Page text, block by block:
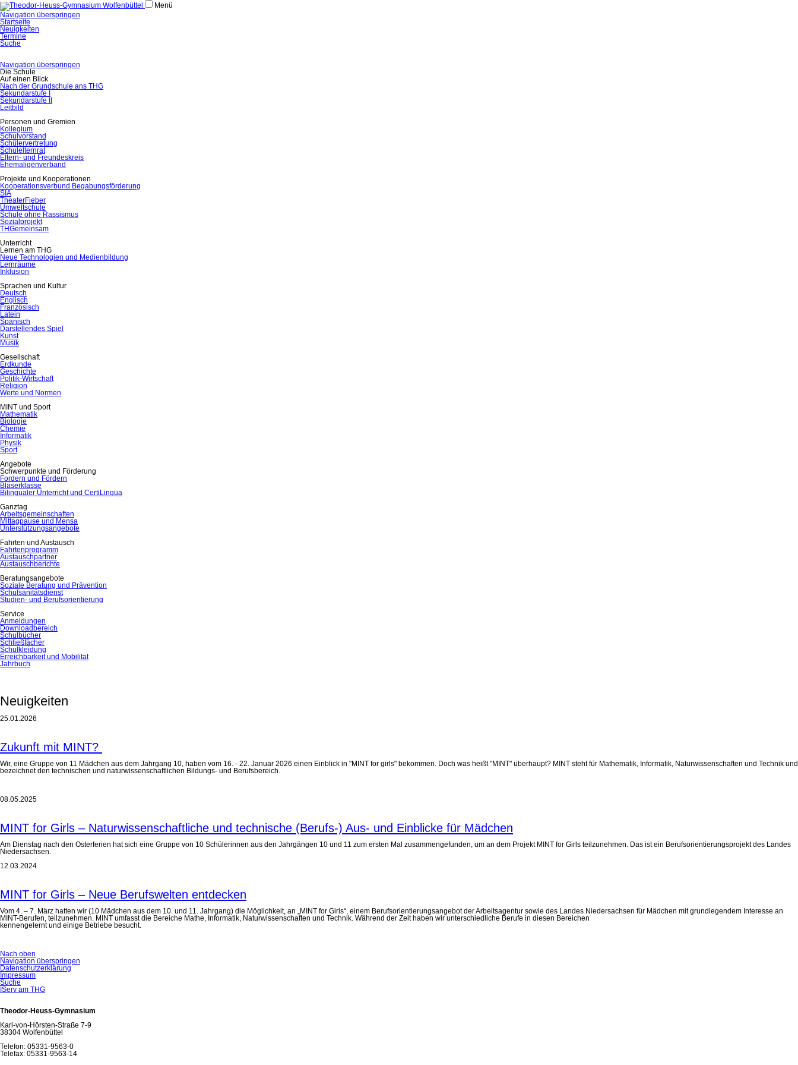
Menü
Navigation überspringen
Startseite
Neuigkeiten
Termine
Suche
Navigation überspringen
Die Schule
Auf einen Blick
Nach der Grundschule ans THG
Sekundarstufe I
Sekundarstufe II
Leitbild
Personen und Gremien
Kollegium
Schulvorstand
Schülervertretung
Schulelternrat
Eltern- und Freundeskreis
Ehemaligenverband
Projekte und Kooperationen
Kooperationsverbund Begabungsförderung
SIA
TheaterFieber
Umweltschule
Schule ohne Rassismus
Sozialprojekt
THGemeinsam
Unterricht
Lernen am THG
Neue Technologien und Medienbildung
Lernräume
Inklusion
Sprachen und Kultur
Deutsch
Englisch
Französisch
Latein
Spanisch
Darstellendes Spiel
Kunst
Musik
Gesellschaft
Erdkunde
Geschichte
Politik-Wirtschaft
Religion
Werte und Normen
MINT und Sport
Mathematik
Biologie
Chemie
Informatik
Physik
Sport
Angebote
Schwerpunkte und Förderung
Fordern und Fördern
Bläserklasse
Bilingualer Unterricht und CertiLingua
Ganztag
Arbeitsgemeinschaften
Mittagpause und Mensa
Unterstützungsangebote
Fahrten und Austausch
Fahrtenprogramm
Austauschpartner
Austauschberichte
Beratungsangebote
Soziale Beratung und Prävention
Schulsanitätsdienst
Studien- und Berufsorientierung
Service
Anmeldungen
Downloadbereich
Schulbücher
Schließfächer
Schulkleidung
Erreichbarkeit und Mobilität
Jahrbuch
Neuigkeiten
25.01.2026
Zukunft mit MINT?
Wir, eine Gruppe von 11 Mädchen aus dem Jahrgang 10, haben vom 16. - 22. Januar 2026 einen Einblick in "MINT for girls" bekommen. Doch was heißt "MINT" überhaupt? MINT steht für Mathematik, Informatik, Naturwissenschaften und Technik und
bezeichnet den technischen und naturwissenschaftlichen Bildungs- und Berufsbereich.
08.05.2025
MINT for Girls – Naturwissenschaftliche und technische (Berufs-) Aus- und Einblicke für Mädchen
Am Dienstag nach den Osterferien hat sich eine Gruppe von 10 Schülerinnen aus den Jahrgängen 10 und 11 zum ersten Mal zusammengefunden, um an dem Projekt MINT for Girls teilzunehmen. Das ist ein Berufsorientierungsprojekt des Landes
Niedersachsen.
12.03.2024
MINT for Girls – Neue Berufswelten entdecken
Vom 4. – 7. März hatten wir (10 Mädchen aus dem 10. und 11. Jahrgang) die Möglichkeit, an „MINT for Girls“, einem Berufsorientierungsangebot der Arbeitsagentur sowie des Landes Niedersachsen für Mädchen mit grundlegendem Interesse an
MINT-Berufen, teilzunehmen. MINT umfasst die Bereiche Mathe, Informatik, Naturwissenschaften und Technik. Während der Zeit haben wir unterschiedliche Berufe in diesen Bereichen
kennengelernt und einige Betriebe besucht.
Nach oben
Navigation überspringen
Datenschutzerklärung
Impressum
Suche
IServ am THG
Theodor-Heuss-Gymnasium
Karl-von-Hörsten-Straße 7-9
38304 Wolfenbüttel
Telefon: 05331-9563-0
Telefax: 05331-9563-14